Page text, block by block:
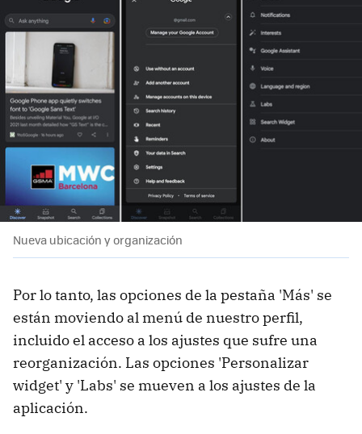
Nueva ubicación y organización
Por lo tanto, las opciones de la pestaña 'Más' se
están moviendo al menú de nuestro perfil,
incluido el acceso a los ajustes que sufre una
reorganización. Las opciones 'Personalizar
widget' y 'Labs' se mueven a los ajustes de la
aplicación.